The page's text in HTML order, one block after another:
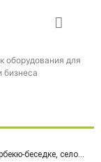
оборудования для
бизнеса
беседке, село...